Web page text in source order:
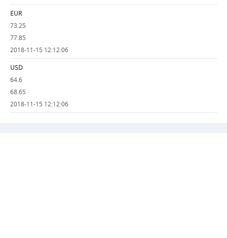
EUR
73.25
77.85
2018-11-15 12:12:06
USD
64.6
68.65
2018-11-15 12:12:06